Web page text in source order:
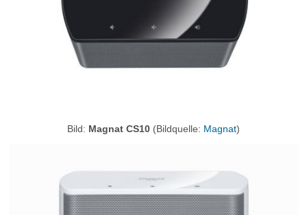
Bild: Magnat CS10 (Bildquelle: Magnat)